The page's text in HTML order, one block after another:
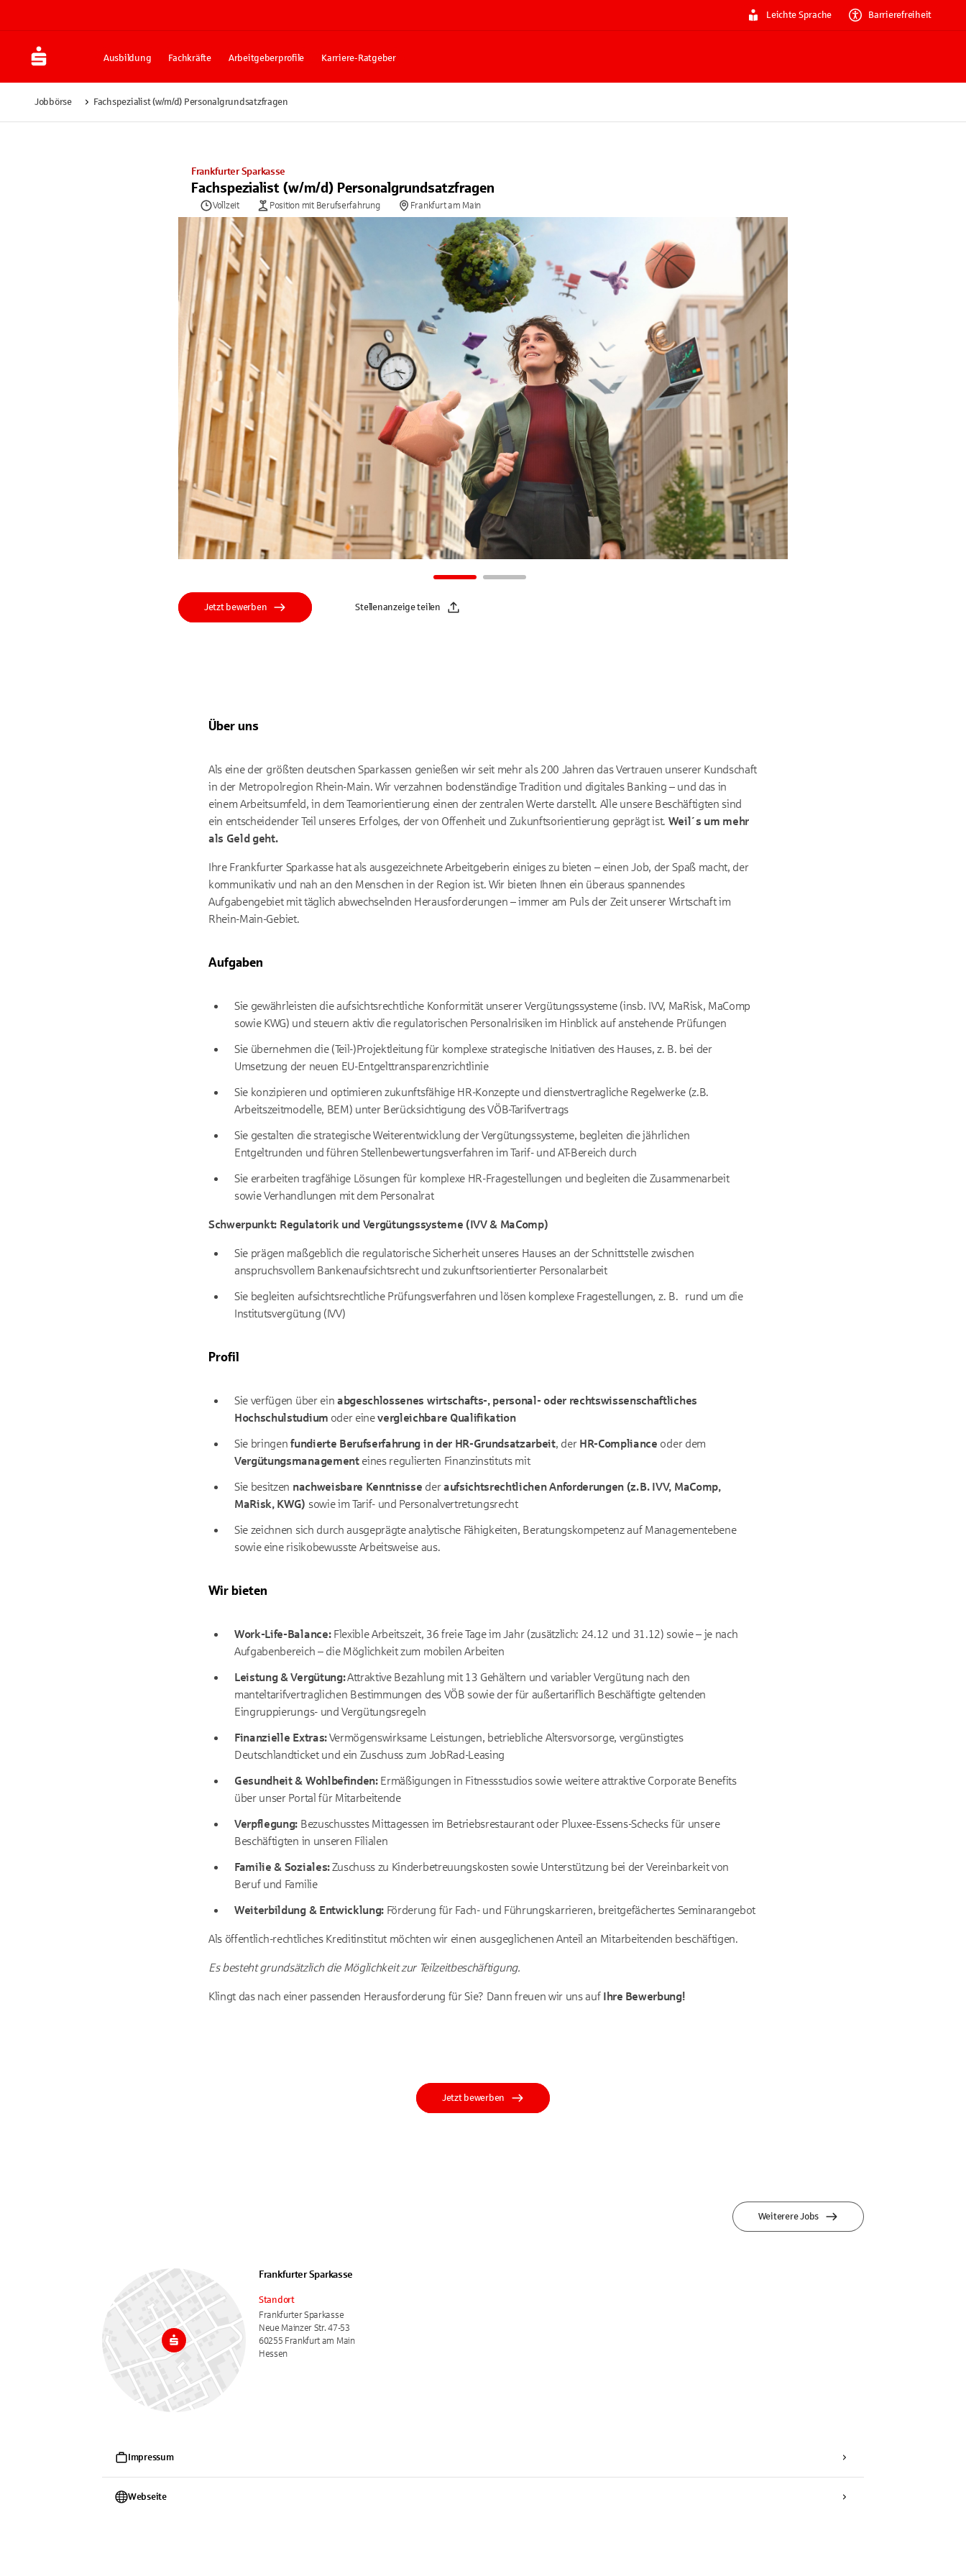
Leichte Sprache Barrierefreiheit
Ausbildung Fachkräfte Arbeitgeberprofile Karriere-Ratgeber
Jobbörse Fachspezialist (w/m/d) Personalgrundsatzfragen
Frankfurter Sparkasse
Fachspezialist (w/m/d) Personalgrundsatzfragen
Vollzeit Position mit Berufserfahrung Frankfurt am Main
Jetzt bewerben Stellenanzeige teilen
Über uns
Als eine der größten deutschen Sparkassen genießen wir seit mehr als 200 Jahren das Vertrauen unserer Kundschaft
in der Metropolregion Rhein-Main. Wir verzahnen bodenständige Tradition und digitales Banking – und das in
einem Arbeitsumfeld, in dem Teamorientierung einen der zentralen Werte darstellt. Alle unsere Beschäftigten sind
ein entscheidender Teil unseres Erfolges, der von Offenheit und Zukunftsorientierung geprägt ist. Weil´s um mehr
als Geld geht.
Ihre Frankfurter Sparkasse hat als ausgezeichnete Arbeitgeberin einiges zu bieten – einen Job, der Spaß macht, der
kommunikativ und nah an den Menschen in der Region ist. Wir bieten Ihnen ein überaus spannendes
Aufgabengebiet mit täglich abwechselnden Herausforderungen – immer am Puls der Zeit unserer Wirtschaft im
Rhein-Main-Gebiet.
Aufgaben
Sie gewährleisten die aufsichtsrechtliche Konformität unserer Vergütungssysteme (insb. IVV, MaRisk, MaComp
sowie KWG) und steuern aktiv die regulatorischen Personalrisiken im Hinblick auf anstehende Prüfungen
Sie übernehmen die (Teil-)Projektleitung für komplexe strategische Initiativen des Hauses, z. B. bei der
Umsetzung der neuen EU-Entgelttransparenzrichtlinie
Sie konzipieren und optimieren zukunftsfähige HR-Konzepte und dienstvertragliche Regelwerke (z.B.
Arbeitszeitmodelle, BEM) unter Berücksichtigung des VÖB-Tarifvertrags
Sie gestalten die strategische Weiterentwicklung der Vergütungssysteme, begleiten die jährlichen
Entgeltrunden und führen Stellenbewertungsverfahren im Tarif- und AT-Bereich durch
Sie erarbeiten tragfähige Lösungen für komplexe HR-Fragestellungen und begleiten die Zusammenarbeit
sowie Verhandlungen mit dem Personalrat
Schwerpunkt: Regulatorik und Vergütungssysteme (IVV & MaComp)
Sie prägen maßgeblich die regulatorische Sicherheit unseres Hauses an der Schnittstelle zwischen
anspruchsvollem Bankenaufsichtsrecht und zukunftsorientierter Personalarbeit
Sie begleiten aufsichtsrechtliche Prüfungsverfahren und lösen komplexe Fragestellungen, z. B. rund um die
Institutsvergütung (IVV)
Profil
Sie verfügen über ein abgeschlossenes wirtschafts-, personal- oder rechtswissenschaftliches
Hochschulstudium oder einevergleichbare Qualifikation
Sie bringenfundierte Berufserfahrung in der HR-Grundsatzarbeit, der HR-Compliance oder dem
Vergütungsmanagement eines regulierten Finanzinstituts mit
Sie besitzen nachweisbare Kenntnisse deraufsichtsrechtlichen Anforderungen (z. B. IVV, MaComp,
MaRisk, KWG) sowie im Tarif- und Personalvertretungsrecht
Sie zeichnen sich durch ausgeprägte analytische Fähigkeiten, Beratungskompetenz auf Managementebene
sowie eine risikobewusste Arbeitsweise aus.
Wir bieten
Work-Life-Balance:Flexible Arbeitszeit, 36 freie Tage im Jahr (zusätzlich: 24.12 und 31.12) sowie – je nach
Aufgabenbereich – die Möglichkeit zum mobilen Arbeiten
Leistung & Vergütung:Attraktive Bezahlung mit 13 Gehältern und variabler Vergütung nach den
manteltarifvertraglichen Bestimmungen des VÖB sowie der für außertariflich Beschäftigte geltenden
Eingruppierungs- und Vergütungsregeln
Finanzielle Extras:Vermögenswirksame Leistungen, betriebliche Altersvorsorge, vergünstigtes
Deutschlandticket und ein Zuschuss zum JobRad-Leasing
Gesundheit & Wohlbefinden:Ermäßigungen in Fitnessstudios sowie weitere attraktive Corporate Benefits
über unser Portal für Mitarbeitende
Verpflegung: Bezuschusstes Mittagessen im Betriebsrestaurant oder Pluxee-Essens-Schecks für unsere
Beschäftigten in unseren Filialen
Familie & Soziales:Zuschuss zu Kinderbetreuungskosten sowie Unterstützung bei der Vereinbarkeit von
Beruf und Familie
Weiterbildung & Entwicklung: Förderung für Fach- und Führungskarrieren, breitgefächertes Seminarangebot
Als öffentlich-rechtliches Kreditinstitut möchten wir einen ausgeglichenen Anteil an Mitarbeitenden beschäftigen.
Es besteht grundsätzlich die Möglichkeit zur Teilzeitbeschäftigung.
Klingt das nach einer passenden Herausforderung für Sie? Dann freuen wir uns auf Ihre Bewerbung!
Jetzt bewerben
Weiterere Jobs
Frankfurter Sparkasse
Standort
Frankfurter Sparkasse
Neue Mainzer Str. 47-53
60255 Frankfurt am Main
Hessen
Impressum
Webseite